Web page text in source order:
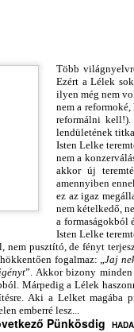
Több világnyelvr
Ezért a Lélek
ilyen még nem
nem a
reformálni kell!).
lendületének
Isten Lelke
nem a
akkor új
amennyiben
ez az igaz
nem kételkedő,
a formaságokból
Isten Lelke
nem pusztító, de fényt
fogalmaz: „Jaj
”. Akkor bizony minden
Márpedig a Lélek
Aki a Lelket
emberré lesz...
Pünkösdig
ezen a napon kaptam/
határokon is, a
EGYHÁZUNKBAN
IGEHIRDETŐK
ÚR SZENT LELKE RÁM
hogy aki egyetért a
és a Magyarországi
vezetői között.
a
országos és
döntésünket, az Ő ügye
és köszönettel,
MIKOR LESZ AZ
ÉS PRÉDIKÁTOR
LESZ AZ IGE
az igét, állj elő vele
fedj, buzdíts teljes